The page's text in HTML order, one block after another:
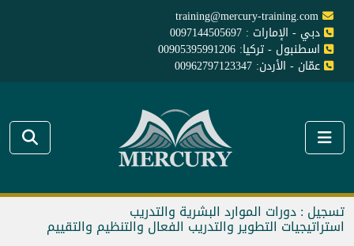
training@mercury-training.com
دبي - الإمارات : 0097144505697
اسطنبول - تركيا: 00905395991206
عمّان - الأردن: 00962797123347
تسجيل : دورات الموارد البشرية والتدريب
استراتيجيات التطوير والتدريب الفعال والتنظيم والتقييم